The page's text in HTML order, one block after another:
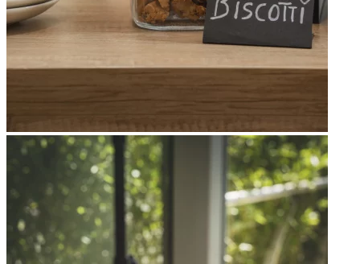
Apri immagine Mitico-46